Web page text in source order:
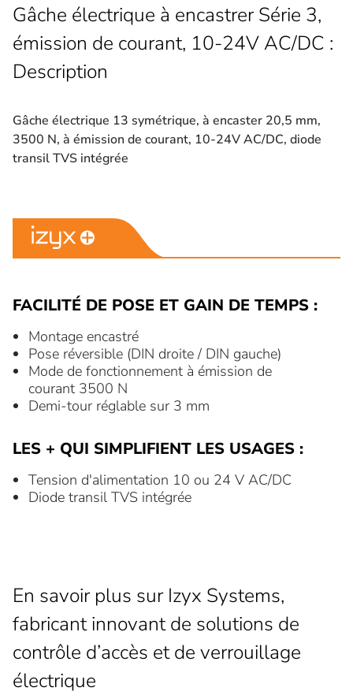
Gâche électrique à encastrer Série 3,
émission de courant, 10-24V AC/DC :
Description
Gâche électrique 13 symétrique, à encaster 20,5 mm,
3500 N, à émission de courant, 10-24V AC/DC, diode
transil TVS intégrée
FACILITÉ DE POSE ET GAIN DE TEMPS :
Montage encastré
Pose réversible (DIN droite / DIN gauche)
Mode de fonctionnement à émission de
courant 3500 N
Demi-tour réglable sur 3 mm
LES + QUI SIMPLIFIENT LES USAGES :
Tension d'alimentation 10 ou 24 V AC/DC
Diode transil TVS intégrée
En savoir plus sur Izyx Systems,
fabricant innovant de solutions de
contrôle d’accès et de verrouillage
électrique